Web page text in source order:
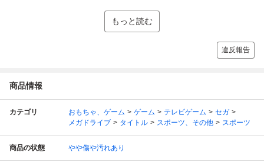
もっと読む
違反報告
商品情報
カテゴリ おもちゃ、ゲーム ゲーム テレビゲーム
セガ
メガドライブ
タイトル スポーツ、その他 スポーツ
商品の状態 やや傷や汚れあり